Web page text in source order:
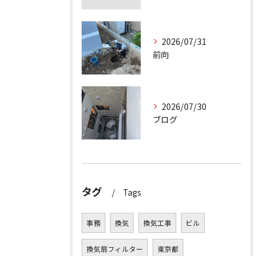
2026/07/31
前向
2026/07/30
ブログ
タグ Tags
事務 換気 換気工事 ビル
換気扇フィルター 東京都